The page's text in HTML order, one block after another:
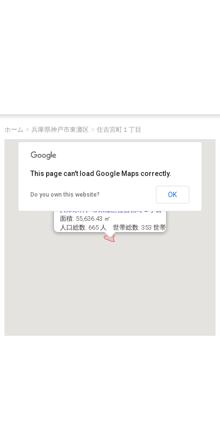
ホーム > 兵庫県神戸市東灘区 > 住吉宮町１丁目
兵庫県神戸市東灘区住吉宮町１丁目
面積: 55,636.43 ㎡
人口総数: 665 人 世帯総数: 353 世帯
This page can't load Google Maps correctly.
Do you own this website? OK